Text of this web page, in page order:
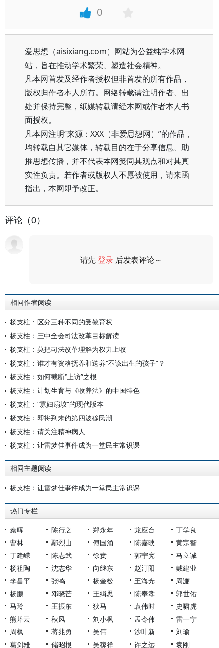
0
爱思想（aisixiang.com）网站为公益纯学术网
站，旨在推动学术繁荣、塑造社会精神。
凡本网首发及经作者授权但非首发的所有作品，
版权归作者本人所有。网络转载请注明作者、出
处并保持完整，纸媒转载请经本网或作者本人书
面授权。
凡本网注明“来源：XXX（非爱思想网）”的作品，
均转载自其它媒体，转载目的在于分享信息、助
推思想传播，并不代表本网赞同其观点和对其真
实性负责。若作者或版权人不愿被使用，请来函
指出，本网即予改正。
评论（0）
请先登录 后发表评论～
相同作者阅读
杨支柱：区分三种不同的受教育权
杨支柱：三中全会司法改革目标解读
杨支柱：莫把司法改革理解为权力上收
杨支柱：谁才有资格抚养和送养“不该出生的孩子”？
杨支柱：如何截断“上访”之根
杨支柱：计划生育与《收养法》的中国特色
杨支柱：“寡妇扇坟”的现代版本
杨支柱：即将到来的第四波移民潮
杨支柱：请关注精神病人
杨支柱：让雷梦佳事件成为一堂民主常识课
相同主题阅读
杨支柱：让雷梦佳事件成为一堂民主常识课
热门专栏
秦晖 陈行之 郑永年 龙应台
丁学良
曹林
鄢烈山 傅国涌 陈嘉映
黄宗智
于建嵘
陈志武 徐贲 郭宇宽
马立诚
杨祖陶
沈志华 向继东 赵汀阳
戴建业
李昌平
张鸣 杨奎松 王海光
周濂
杨鹏
邓晓芒 王缉思 陈奉孝
郭世佑
马玲
王振东 狄马 袁伟时
史啸虎
熊培云
秋风 刘小枫 孟令伟
雷一宁
周枫
蒋兆勇 吴伟 沙叶新
刘瑜
葛剑雄
储昭根 吴稼祥 许之远 袁刚